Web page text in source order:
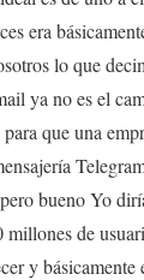
era
lo que
ya no es el
que una
bueno Yo
de
y básicamente